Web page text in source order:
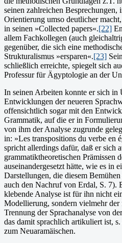
seinen zahlreichen Besprechungen,
Orientierung umso deutlicher
in seinen »Collected papers«.[22]
allem Fachkollegen (auch
gegenüber, die sich eine
Strukturalismus »ersparen«.[23]
schließlich erreichte, spiegelt sich
Professur für Ägyptologie an der
In seinen Arbeiten konnte er sich in
Entwicklungen der neueren
offensichtlich sogar mit den
Grammatik, auf die er in
von ihm der Analyse zugrunde
in: »Les transpositions du verbe en
spricht allerdings dafür, daß er sich
grammatiktheoretischen Prämissen
auseinandergesetzt hätte, wie es in
Darstellungen, die diesem
auch den Nachruf von Erdal, S. 7).
klebende Analyse ist für ihn nicht
Modellierung, sondern vielmehr
Trennung der Sprachanalyse von
das damit sprachlich artikuliert ist,
zum Neuaramäischen.